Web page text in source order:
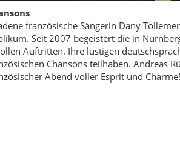
französische Sängerin Dany
Seit 2007 begeistert die in
Auftritten. Ihre lustigen
Chansons teilhaben. Andreas
Abend voller Esprit und